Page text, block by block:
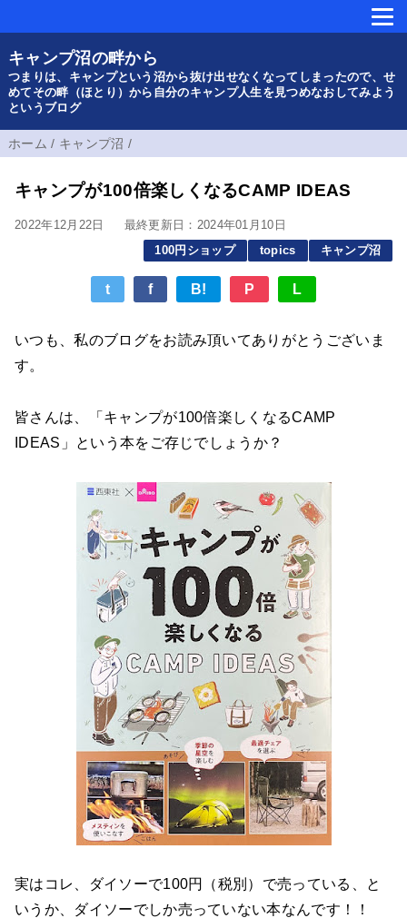
キャンプ沼の畔から
つまりは、キャンプという沼から抜け出せなくなってしまったので、せ
めてその畔（ほとり）から自分のキャンプ人生を見つめなおしてみよう
というブログ
ホーム / キャンプ沼 /
キャンプが100倍楽しくなるCAMP IDEAS
2022年12月22日
最終更新日：2024年01月10日
100円ショップ
topics キャンプ沼
t f B! P L
いつも、私のブログをお読み頂いてありがとうございま
す。
皆さんは、「キャンプが100倍楽しくなるCAMP
IDEAS」という本をご存じでしょうか？
実はコレ、ダイソーで100円（税別）で売っている、と
いうか、ダイソーでしか売っていない本なんです！！